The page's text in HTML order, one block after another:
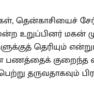
தென்காசியைச்
உறுப்பினர் மகன்
தெரியும்
பணத்தைக் குறைந்த
தருவதாகவும்